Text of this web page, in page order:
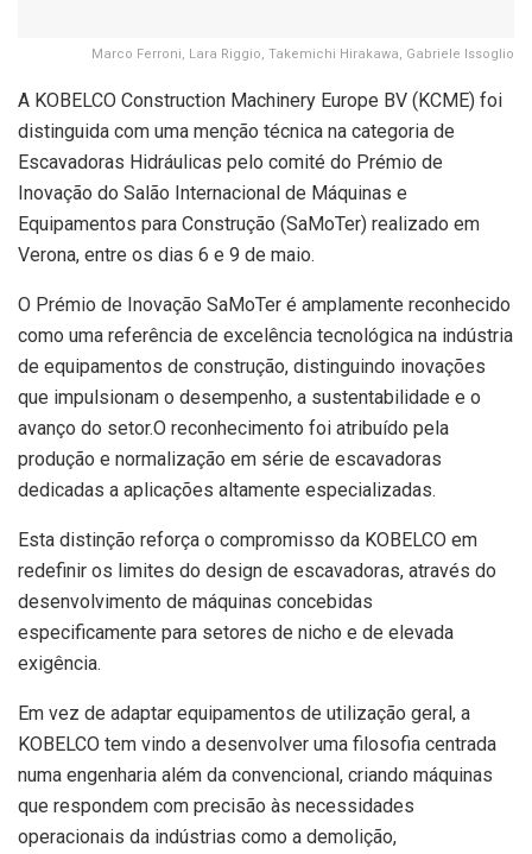
Marco Ferroni, Lara Riggio, Takemichi Hirakawa, Gabriele Issoglio
A KOBELCO Construction Machinery Europe BV (KCME) foi
distinguida com uma menção técnica na categoria de
Escavadoras Hidráulicas pelo comité do Prémio de
Inovação do Salão Internacional de Máquinas e
Equipamentos para Construção (SaMoTer) realizado em
Verona, entre os dias 6 e 9 de maio.
O Prémio de Inovação SaMoTer é amplamente reconhecido
como uma referência de excelência tecnológica na indústria
de equipamentos de construção, distinguindo inovações
que impulsionam o desempenho, a sustentabilidade e o
avanço do setor.O reconhecimento foi atribuído pela
produção e normalização em série de escavadoras
dedicadas a aplicações altamente especializadas.
Esta distinção reforça o compromisso da KOBELCO em
redefinir os limites do design de escavadoras, através do
desenvolvimento de máquinas concebidas
especificamente para setores de nicho e de elevada
exigência.
Em vez de adaptar equipamentos de utilização geral, a
KOBELCO tem vindo a desenvolver uma filosofia centrada
numa engenharia além da convencional, criando máquinas
que respondem com precisão às necessidades
operacionais da indústrias como a demolição,